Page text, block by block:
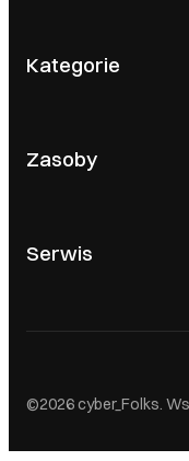
615 000,00 zł
Kategorie
Zasoby
Serwis
©2026 cyber_Folks.